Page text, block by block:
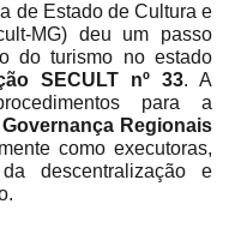
de Estado de Cultura e
MG) deu um passo
do turismo no estado
SECULT nº 33. A
para a
Regionais
como executoras,
descentralização e